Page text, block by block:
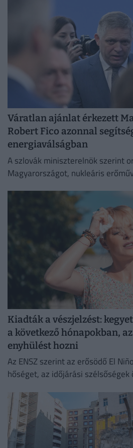
Váratlan ajánlat érkezett
Robert Fico azonnal
energiaválságban
A szlovák miniszterelnök szerint
Magyarországot, nukleáris
Kiadták a vészjelzést:
a következő hónapokban,
enyhülést hozni
Az ENSZ szerint az erősödő El
hőséget, az időjárási